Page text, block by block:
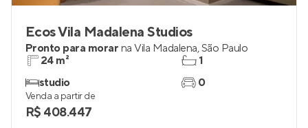
Ecos Vila Madalena Studios
Pronto para morar na Vila Madalena,São Paulo
24 m²
studio
1
0
Venda a partir de
R$ 408.447